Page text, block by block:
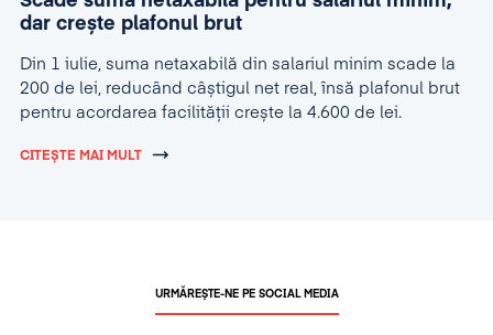
dar crește plafonul brut
Din 1 iulie, suma netaxabilă din salariul minim scade la
200 de lei, reducând câștigul net real, însă plafonul brut
pentru acordarea facilității crește la 4.600 de lei.
CITEȘTE MAI MULT
URMĂREȘTE-NE PE SOCIAL MEDIA